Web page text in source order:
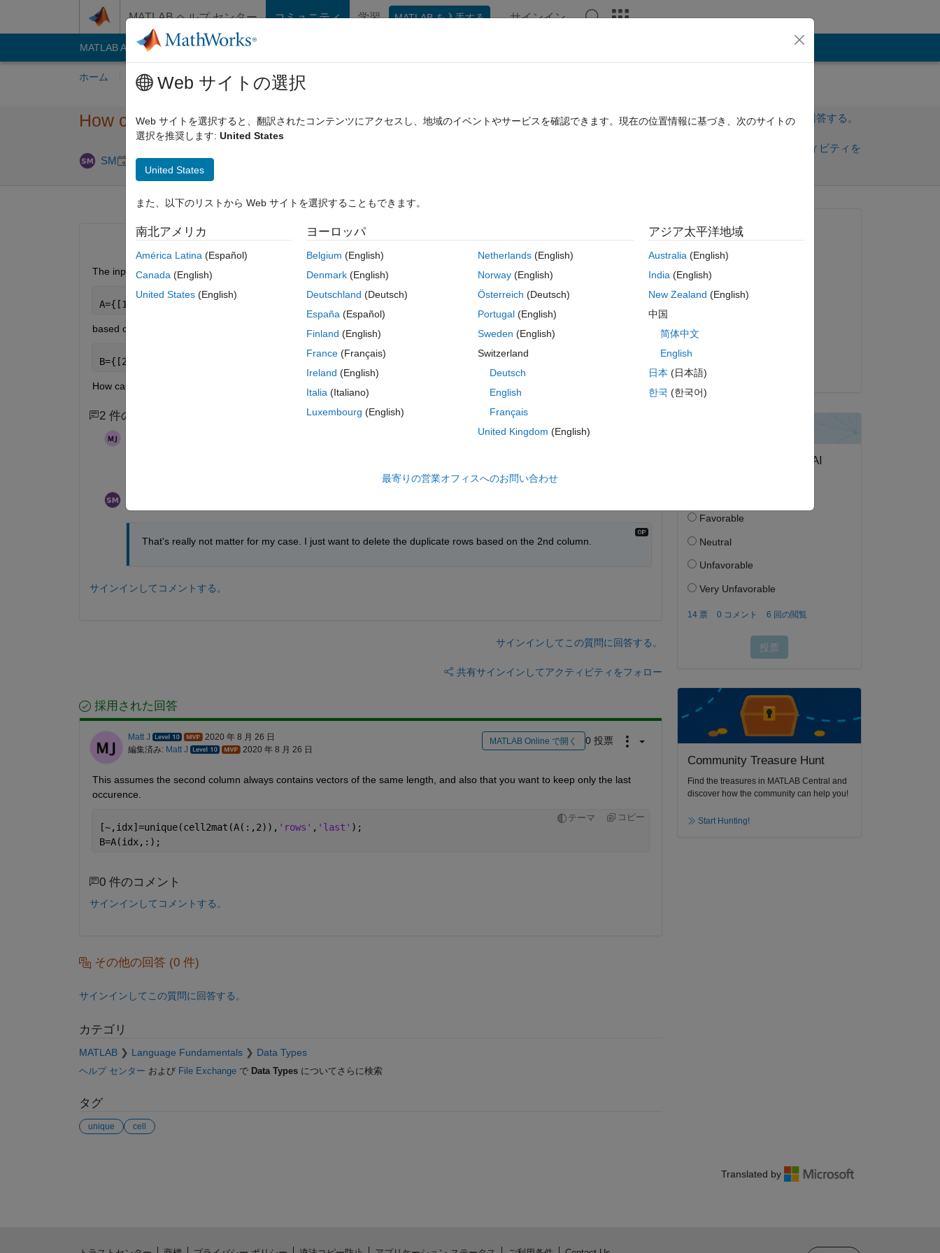
MATLAB ヘルプ センター コミュニティ 学習 MATLAB を入手する サインイン
MATLAB Answers File Exchange
ホーム 質問する 回答 閲覧 MATLAB に関する FAQ
How can I delete the duplicate rows in cell based on a particular column?
SM 2020 8 月 26 1 回答
サインインしてこの質問に回答する。
サインインしてアクティビティを
0 投票
The input is:
テーマ
A={[1 2 3] [2 3] [1 2 3];[2 5 8] [3 4] [1 2 3];[2 5 4]  [2 3] [1 2 3];[1 2 5] [3 4] [1 2 3]};
based on the duplication in the 2nd column,the output will be:
B={[2 5 4]  [2 3] [1 2 3];[1 2 5] [3 4] [1 2 3]};
How can I do that?
2 件のコメント
That's really not matter for my case. I just want to delete the duplicate rows based on the 2nd column.
サインインしてコメントする。
サインインしてこの質問に回答する。
共有サインインしてアクティビティをフォロー
採用された回答
Matt J
2020 年 8 月 26 日
編集済み: Matt J 2020 年 8 月 26 日
MATLAB Online で開く 0 投票
This assumes the second column always contains vectors of the same length, and also that you want to keep only the last
occurence.
テーマ コピー
[~,idx]=unique(cell2mat(A(:,2)), 'rows' , 'last' );
B=A(idx,:);
0 件のコメント
サインインしてコメントする。
その他の回答 (0 件)
サインインしてこの質問に回答する。
カテゴリ
MATLAB Language Fundamentals Data Types
ヘルプ センター および File Exchangeで Data Typesについてさらに検索
タグ
unique cell
質問済み:
2020 年 8 月 26 日
コメント済み:
採用済み:
Community Treasure Hunt
Find the treasures in MATLAB Central and
discover how the community can help you!
Start Hunting!
Translated by
Web サイトの選択
Web サイトを選択すると、翻訳されたコンテンツにアクセスし、地域のイベントやサービスを確認できます。現在の位置情報に基づき、次のサイトの
選択を推奨します: United States
United States
また、以下のリストから Web サイトを選択することもできます。
南北アメリカ
América Latina (Español)
Canada (English)
United States (English)
ヨーロッパ
Belgium (English)
Denmark (English)
Deutschland (Deutsch)
España (Español)
Finland (English)
France (Français)
Ireland (English)
Italia (Italiano)
Luxembourg (English)
Netherlands(English)
Norway(English)
Österreich (Deutsch)
Portugal(English)
Sweden (English)
Switzerland
Deutsch
English
Français
United Kingdom (English)
アジア太平洋地域
Australia(English)
India(English)
New Zealand (English)
中国
简体中文
English
日本 (日本語)
한국 (한국어)
最寄りの営業オフィスへのお問い合わせ